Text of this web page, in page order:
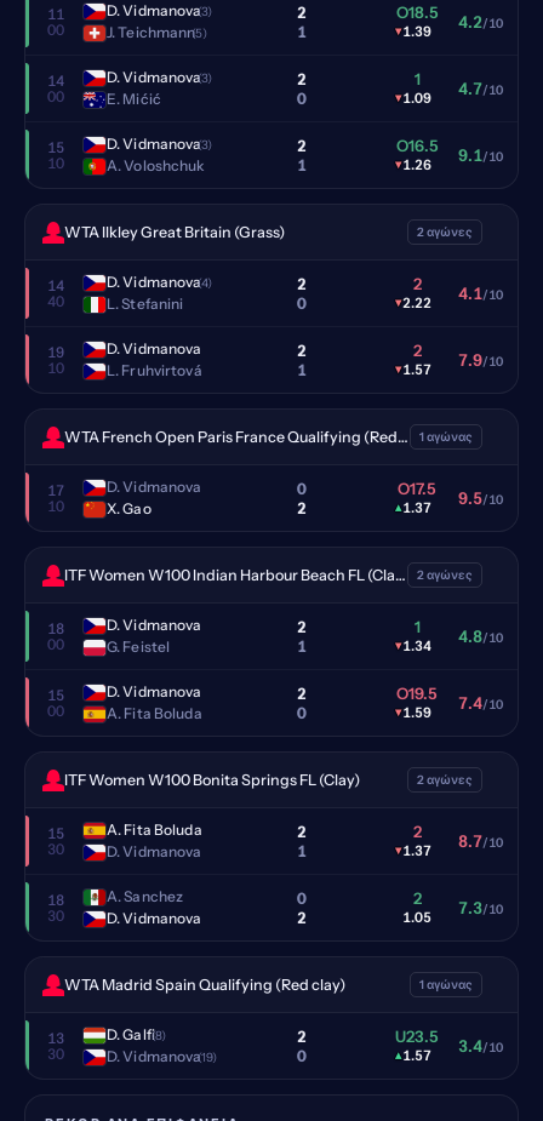
11
00
D. Vidmanova(3)
J. Teichmann(5)
2
1
O18.5
▾1.39 4.2/10
14
00
D. Vidmanova(3)
E. Mićić
2
0
1
▾1.09 4.7/10
15
10
D. Vidmanova(3)
A. Voloshchuk
2
1
O16.5
▾1.26 9.1/10
WTA Ilkley Great Britain (Grass) 2 αγώνες
14
40
D. Vidmanova(4)
L. Stefanini
2
0
2
▾2.22 4.1/10
19
10
D. Vidmanova
L. Fruhvirtová
2
1
2
▾1.57 7.9/10
WTA French Open Paris France Qualifying (Red clay) 1 αγώνας
17
10
D. Vidmanova
X. Gao
0
2
O17.5
▴1.37 9.5/10
ITF Women W100 Indian Harbour Beach FL (Clay) 2 αγώνες
18
00
D. Vidmanova
G. Feistel
2
1
1
▾1.34 4.8/10
15
00
D. Vidmanova
A. Fita Boluda
2
0
O19.5
▾1.59 7.4/10
ITF Women W100 Bonita Springs FL (Clay) 2 αγώνες
15
30
A. Fita Boluda
D. Vidmanova
2
1
2
▾1.37 8.7/10
18
30
A. Sanchez
D. Vidmanova
0
2
2
1.05 7.3/10
WTA Madrid Spain Qualifying (Red clay) 1 αγώνας
13
30
D. Galfi(8)
D. Vidmanova(19)
2
0
U23.5
▴1.57 3.4/10